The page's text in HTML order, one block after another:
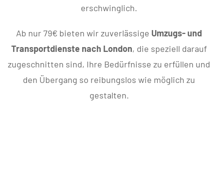
erschwinglich.
Ab nur 79€ bieten wir zuverlässige Umzugs- und
Transportdienste nach London, die speziell darauf
zugeschnitten sind, Ihre Bedürfnisse zu erfüllen und
den Übergang so reibungslos wie möglich zu
gestalten.